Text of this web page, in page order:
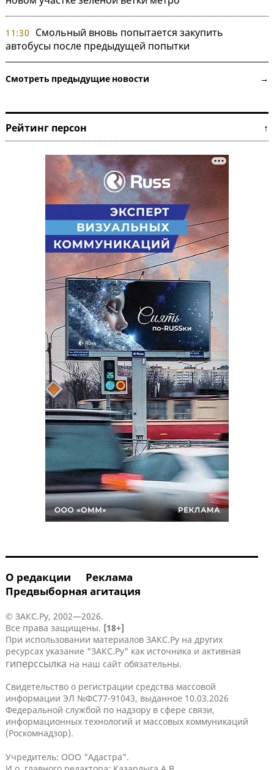
11:30
Смольный вновь попытается закупить
автобусы после предыдущей попытки
Смотреть предыдущие новости →
Рейтинг персон ↑
О редакции
Реклама
Предвыборная агитация
© ЗАКС.Ру, 2002—2026.
Все права защищены. [18+]
При использовании материалов ЗАКС.Ру на других
ресурсах указание "ЗАКС.Ру" как источника и активная
гиперссылка на наш сайт обязательны.
Свидетельство о регистрации средства массовой
информации ЭЛ №ФС77-91043, выданное 10.03.2026
Федеральной службой по надзору в сфере связи,
информационных технологий и массовых коммуникаций
(Роскомнадзор).
Учредитель: ООО "Адастра".